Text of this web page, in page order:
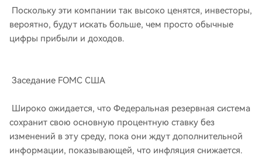
Поскольку эти компании так высоко ценятся, инвесторы,
вероятно, будут искать больше, чем просто обычные
цифры прибыли и доходов.
Заседание FOMC США
Широко ожидается, что Федеральная резервная система
сохранит свою основную процентную ставку без
изменений в эту среду, пока они ждут дополнительной
информации, показывающей, что инфляция снижается.